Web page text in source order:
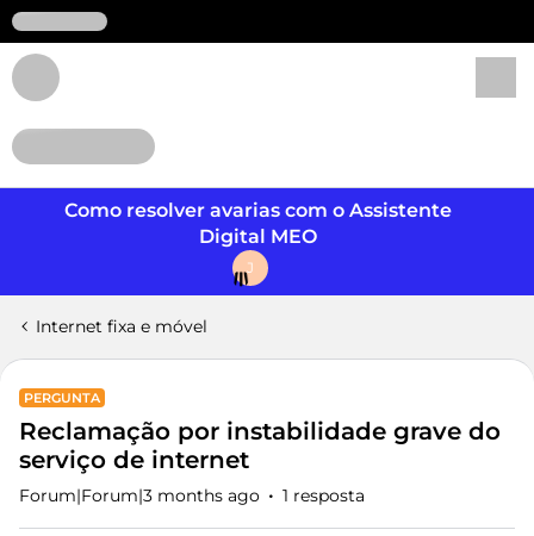
Como resolver avarias com o Assistente
Digital MEO
J
Internet fixa e móvel
PERGUNTA
Reclamação por instabilidade grave do
serviço de internet
Forum|Forum|3 months ago 1 resposta